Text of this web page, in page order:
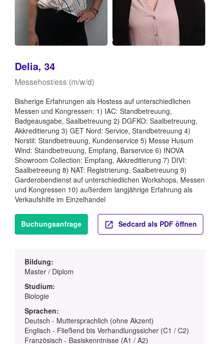
Delia, 34
Messehost/ess (m/w/d)
Bisherige Erfahrungen als Hostess auf unterschiedlichen
Messen und Kongressen: 1) IAC: Standbetreuung,
Badgeausgabe, Saalbetreuung 2) DGFKO: Saalbetreuung,
Akkreditierung 3) GET Nord: Service, Standbetreuung 4)
Norstil: Standbetreuung, Kundenservice 5) Messe Husum
Wind: Standbetreuung, Empfang, Barservice 6) INOVA
Showroom Collection: Empfang, Akkreditierung 7) DIVI:
Saalbetreeung 8) NAT: Registrierung, Saalbetreuung 9)
Garderobendienst auf unterschiedlichen Workshops, Messen
und Kongressen 10) außerdem langjährige Erfahrung als
Verkaufshilfe im Einzelhandel
Buchungsanfrage Sedcard als PDF öffnen
Bildung:
Master / Diplom
Studium:
Biologie
Sprachen:
Deutsch - Muttersprachlich (ohne Akzent)
Englisch - Fließend bis Verhandlungssicher (C1 / C2)
Französisch - Basiskenntnisse (A1 / A2)